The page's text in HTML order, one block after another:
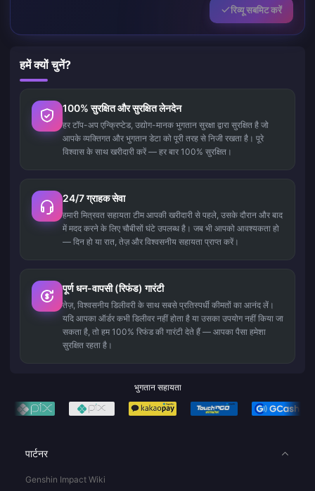
रिव्यू सबमिट करें
हमें क्यों चुनें?
100% सुरक्षित और सुरक्षित लेनदेन
हर टॉप-अप एन्क्रिप्टेड, उद्योग-मानक भुगतान सुरक्षा द्वारा सुरक्षित है जो
आपके व्यक्तिगत और भुगतान डेटा को पूरी तरह से निजी रखता है। पूरे
विश्वास के साथ खरीदारी करें — हर बार 100% सुरक्षित।
24/7 ग्राहक सेवा
हमारी मित्रवत सहायता टीम आपकी खरीदारी से पहले, उसके दौरान और बाद
में मदद करने के लिए चौबीसों घंटे उपलब्ध है। जब भी आपको आवश्यकता हो
— दिन हो या रात, तेज़ और विश्वसनीय सहायता प्राप्त करें।
पूर्ण धन-वापसी (रिफंड) गारंटी
तेज़, विश्वसनीय डिलीवरी के साथ सबसे प्रतिस्पर्धी कीमतों का आनंद लें।
यदि आपका ऑर्डर कभी डिलीवर नहीं होता है या उसका उपयोग नहीं किया जा
सकता है, तो हम 100% रिफंड की गारंटी देते हैं — आपका पैसा हमेशा
सुरक्षित रहता है।
भुगतान सहायता
पार्टनर
Genshin Impact Wiki